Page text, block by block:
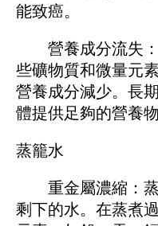
能致癌。
營養成分流失：
些礦物質和微量元
營養成分減少。長
體提供足夠的營養
蒸籠水
重金屬濃縮：蒸
剩下的水。在蒸煮